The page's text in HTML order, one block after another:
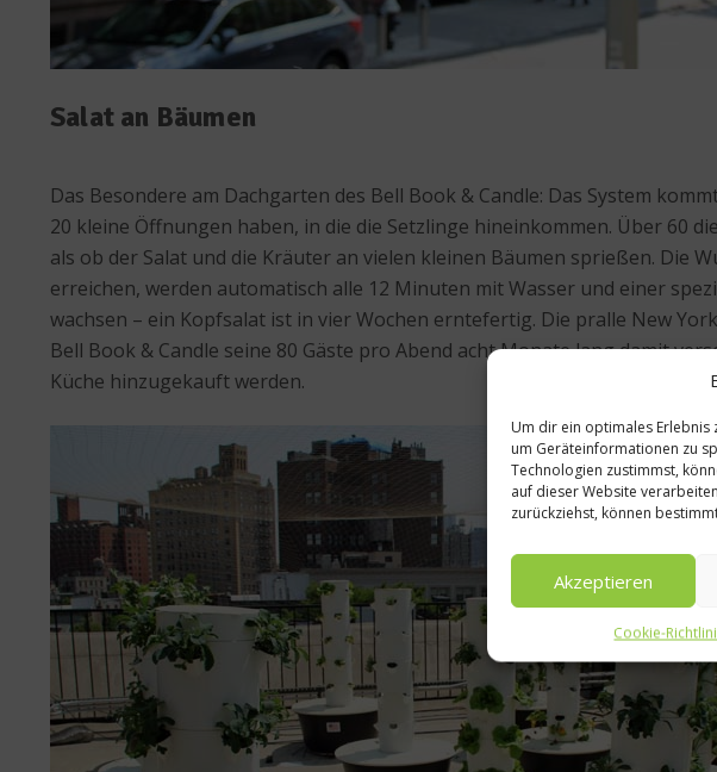
Um dir ein optimales Erlebnis
um Geräteinformationen zu
Technologien zustimmst,
auf dieser Website
zurückziehst, können
Akzeptieren
Cookie-
Salat an Bäumen
Das Besondere am Dachgarten des Bell Book & Candle: Das System
20 kleine Öffnungen haben, in die die Setzlinge hineinkommen. Über 60
als ob der Salat und die Kräuter an vielen kleinen Bäumen sprießen. Die
erreichen, werden automatisch alle 12 Minuten mit Wasser und einer
wachsen – ein Kopfsalat ist in vier Wochen erntefertig. Die pralle New
Bell Book & Candle seine 80 Gäste pro Abend acht Monate lang damit
Küche hinzugekauft werden.